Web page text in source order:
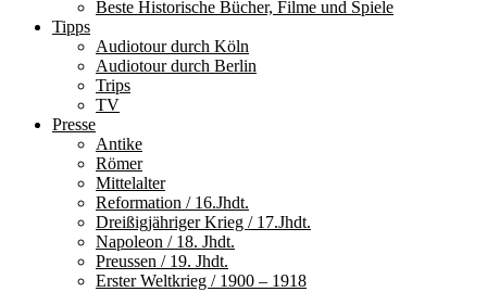
Beste Historische Bücher, Filme und Spiele
Tipps
Audiotour durch Köln
Audiotour durch Berlin
Trips
TV
Presse
Antike
Römer
Mittelalter
Reformation / 16.Jhdt.
Dreißigjähriger Krieg / 17.Jhdt.
Napoleon / 18. Jhdt.
Preussen / 19. Jhdt.
Erster Weltkrieg / 1900 – 1918